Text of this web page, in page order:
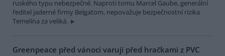
ruského typu nebezpečné. Naproti tomu Marcel Gaube, generální
ředitel jaderné firmy Belgatom, nepovažuje bezpečnostní rizika
Temelína za veliká.
Greenpeace před vánoci varují před hračkami z PVC